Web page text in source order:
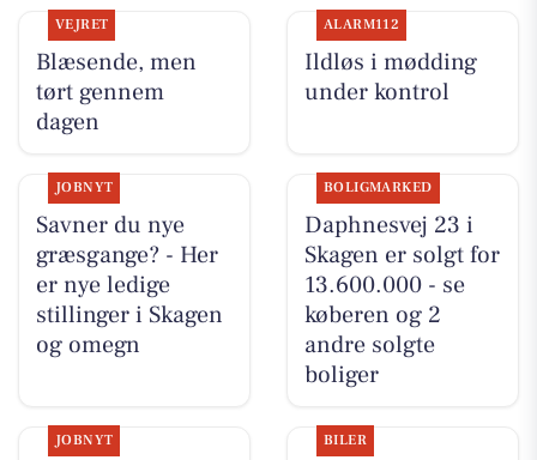
VEJRET
Blæsende, men
tørt gennem
dagen
ALARM112
Ildløs i mødding
under kontrol
JOBNYT
Savner du nye
græsgange? - Her
er nye ledige
stillinger i Skagen
og omegn
BOLIGMARKED
Daphnesvej 23 i
Skagen er solgt for
13.600.000 - se
køberen og 2
andre solgte
boliger
JOBNYT BILER